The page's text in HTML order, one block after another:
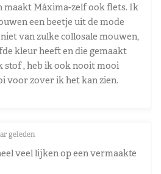
maakt Máxima-zelf ook flets. Ik
een beetje uit de mode
van zulke collosale mouwen,
kleur heeft en die gemaakt
stof , heb ik ook nooit mooi
voor zover ik het kan zien.
geleden
veel lijken op een vermaakte